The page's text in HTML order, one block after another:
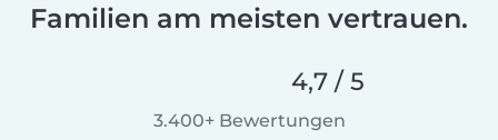
Familien am meisten vertrauen.
4,7 / 5
3.400+ Bewertungen